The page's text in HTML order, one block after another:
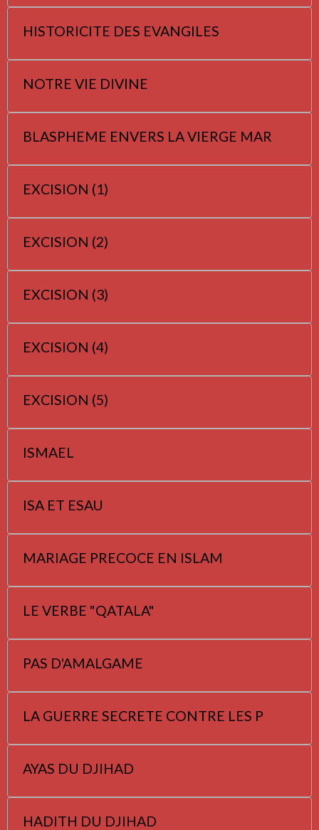
HISTORICITE DES EVANGILES
NOTRE VIE DIVINE
BLASPHEME ENVERS LA VIERGE MAR
EXCISION (1)
EXCISION (2)
EXCISION (3)
EXCISION (4)
EXCISION (5)
ISMAEL
ISA ET ESAU
MARIAGE PRECOCE EN ISLAM
LE VERBE "QATALA"
PAS D'AMALGAME
LA GUERRE SECRETE CONTRE LES P
AYAS DU DJIHAD
HADITH DU DJIHAD